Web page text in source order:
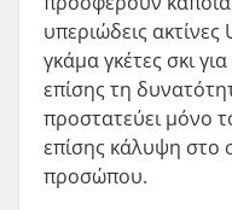
υπεριώδεις
γκάμα γκέτες σκι
επίσης τη
προστατεύει μόνο
επίσης κάλυψη στο
προσώπου.